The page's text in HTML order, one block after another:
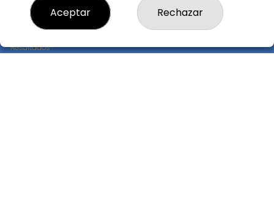
ADMINISTRACIÓN EL PELOTAZO
¿Quiénes somos?
Resultados
Aceptar Rechazar